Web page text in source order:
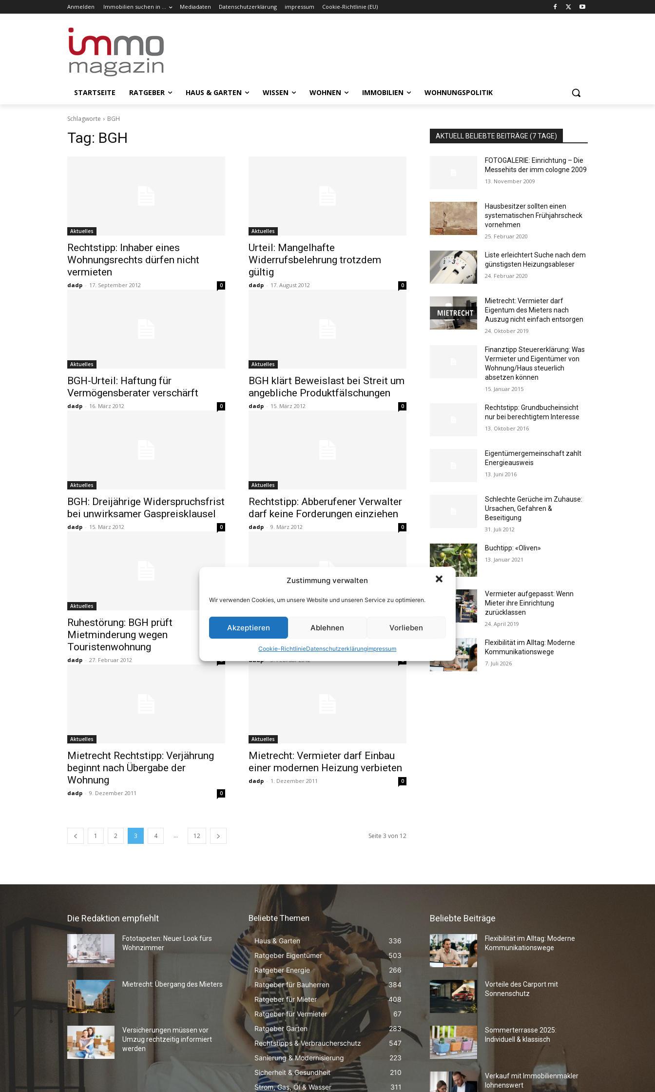
Zustimmung verwalten
Wir verwenden Cookies, um unsere Website und unseren Service zu optimieren.
Akzeptieren Ablehnen Vorlieben
Cookie-RichtlinieDatenschutzerklärungimpressum
Anmelden Immobilien suchen in … Mediadaten Datenschutzerklärung impressum Cookie-Richtlinie (EU)
STARTSEITE RATGEBER HAUS & GARTEN WISSEN WOHNEN IMMOBILIEN WOHNUNGSPOLITIK
Schlagworte BGH
Tag: BGH
Aktuelles
Rechtstipp: Inhaber eines
Wohnungsrechts dürfen nicht
vermieten
dadp - 17. September 2012 0
Aktuelles
Urteil: Mangelhafte
Widerrufsbelehrung trotzdem
gültig
dadp - 17. August 2012 0
Aktuelles
BGH-Urteil: Haftung für
Vermögensberater verschärft
dadp - 16. März 2012 0
Aktuelles
BGH klärt Beweislast bei Streit um
angebliche Produktfälschungen
dadp - 15. März 2012 0
Aktuelles
BGH: Dreijährige Widerspruchsfrist
bei unwirksamer Gaspreisklausel
dadp - 15. März 2012 0
Aktuelles
Rechtstipp: Abberufener Verwalter
darf keine Forderungen einziehen
dadp - 9. März 2012 0
Aktuelles
Ruhestörung: BGH prüft
Mietminderung wegen
Touristenwohnung
dadp - 27. Februar 2012 0
BGH-Urteil: Heizkostenabrechnung
muss realer Verbrauch zugrunde
liegen
dadp - 3. Februar 2012 0
Aktuelles
Mietrecht Rechtstipp: Verjährung
beginnt nach Übergabe der
Wohnung
dadp - 9. Dezember 2011 0
Aktuelles
Mietrecht: Vermieter darf Einbau
einer modernen Heizung verbieten
dadp - 1. Dezember 2011 0
1 2 3 4 ... 12 Seite 3 von 12
AKTUELL BELIEBTE BEITRÄGE (7 TAGE)
FOTOGALERIE: Einrichtung – Die
Messehits der imm cologne 2009
13. November 2009
Hausbesitzer sollten einen
systematischen Frühjahrscheck
vornehmen
25. Februar 2020
Liste erleichtert Suche nach dem
günstigsten Heizungsableser
24. Februar 2020
Mietrecht: Vermieter darf
Eigentum des Mieters nach
Auszug nicht einfach entsorgen
24. Oktober 2019
Finanztipp Steuererklärung: Was
Vermieter und Eigentümer von
Wohnung/Haus steuerlich
absetzen können
15. Januar 2015
Rechtstipp: Grundbucheinsicht
nur bei berechtigtem Interesse
13. Oktober 2016
Eigentümergemeinschaft zahlt
Energieausweis
13. Juni 2016
Schlechte Gerüche im Zuhause:
Ursachen, Gefahren &
Beseitigung
31. Juli 2012
Buchtipp: «Oliven»
13. Januar 2021
Vermieter aufgepasst: Wenn
Mieter ihre Einrichtung
zurücklassen
24. April 2019
Flexibilität im Alltag: Moderne
Kommunikationswege
7. Juli 2026
Die Redaktion empfiehlt
Fototapeten: Neuer Look fürs
Wohnzimmer
Mietrecht: Übergang des Mieters
Versicherungen müssen vor
Umzug rechtzeitig informiert
werden
Beliebte Themen
Haus & Garten
336
Ratgeber Eigentümer
503
Ratgeber Energie
266
Ratgeber für Bauherren
384
Ratgeber für Mieter
408
Ratgeber für Vermieter
67
Ratgeber Garten
283
Rechtstipps & Verbraucherschutz
547
Sanierung & Modernisierung
223
Sicherheit & Gesundheit
210
Strom, Gas, Öl & Wasser
311
Beliebte Beiträge
Flexibilität im Alltag: Moderne
Kommunikationswege
Vorteile des Carport mit
Sonnenschutz
Sommerterrasse 2025:
Individuell & klassisch
Verkauf mit Immobilienmakler
lohnenswert